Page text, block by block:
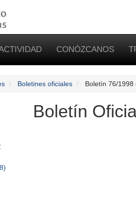
CONÓZCANOS
Boletines oficiales Boletín 76/1998
Boletín